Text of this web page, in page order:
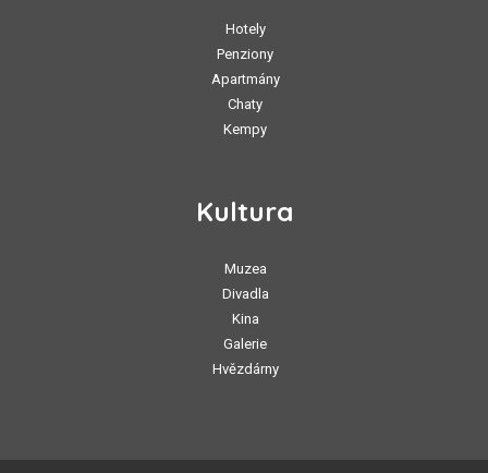
Hotely
Penziony
Apartmány
Chaty
Kempy
Kultura
Muzea
Divadla
Kina
Galerie
Hvězdárny